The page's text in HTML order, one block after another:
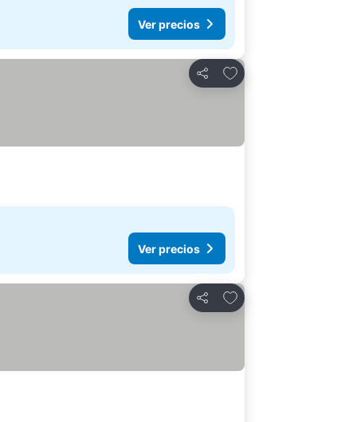
Ver precios
Compartir
Añadir a favoritos
Ver precios
Compartir
Añadir a favoritos